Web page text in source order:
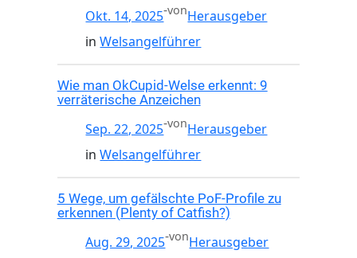
Okt. 14, 2025-vonHerausgeber
inWelsangelführer
Wie man OkCupid-Welse erkennt: 9
verräterische Anzeichen
Sep. 22, 2025-vonHerausgeber
inWelsangelführer
5 Wege, um gefälschte PoF-Profile zu
erkennen (Plenty of Catfish?)
Aug. 29, 2025-vonHerausgeber